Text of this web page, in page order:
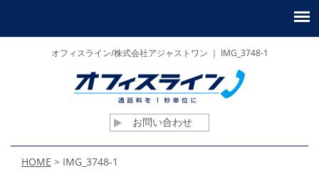
オフィスライン/株式会社アジャストワン ｜ IMG_3748-1
お問い合わせ
HOME > IMG_3748-1